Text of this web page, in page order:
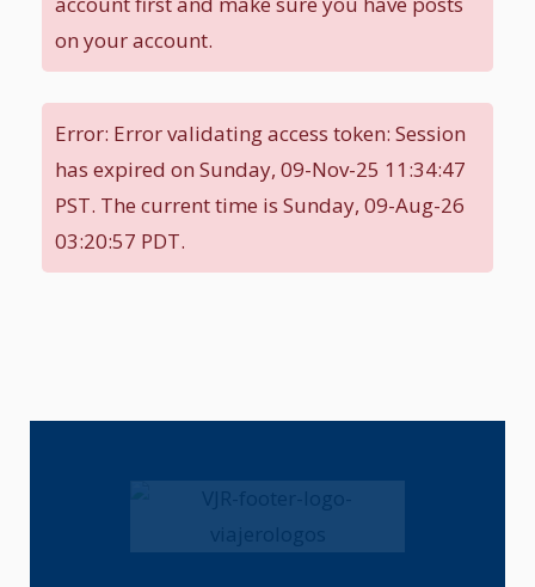
on your account.
Error: Error validating access token: Session
has expired on Sunday, 09-Nov-25 11:34:47
PST. The current time is Sunday, 09-Aug-26
03:20:57 PDT.